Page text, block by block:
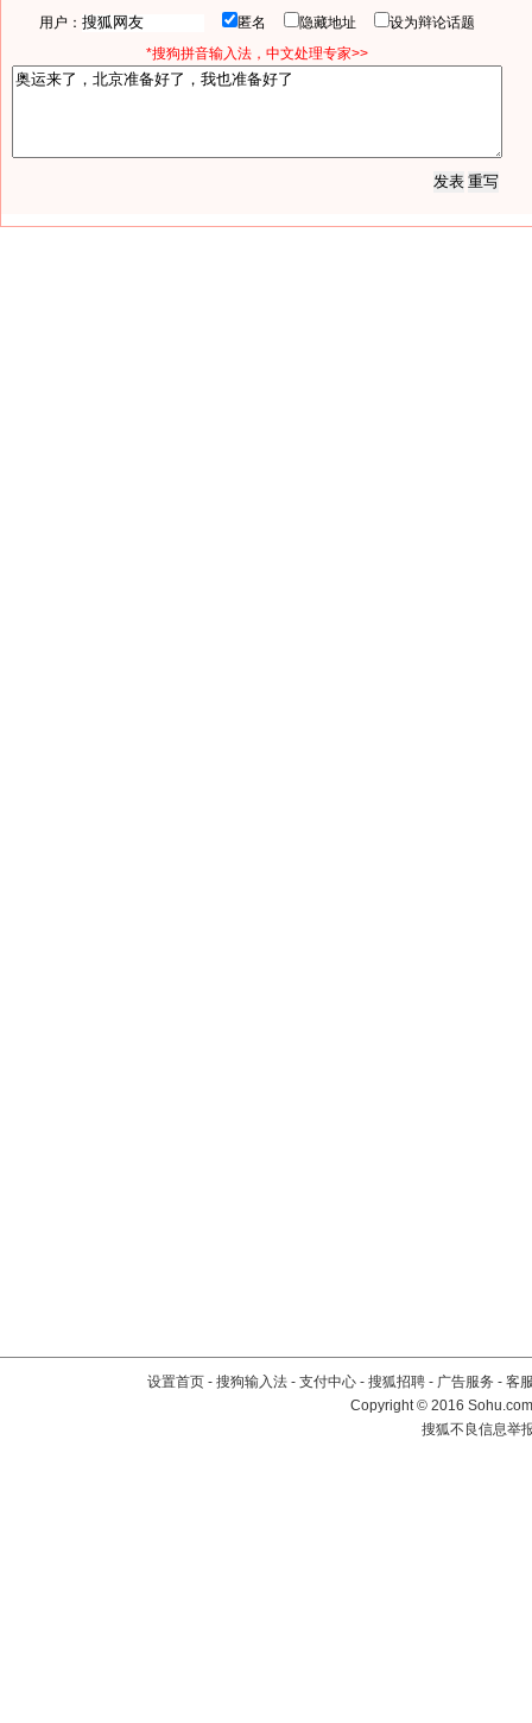
用户： 匿名 隐藏地址
设为辩论话题
*搜狗拼音输入法，中文处理专家>>
设置首页 - 搜狗输入法 - 支付中心 - 搜狐招聘 - 广告服务 - 客
Copyright©2016
搜狐不良信息举